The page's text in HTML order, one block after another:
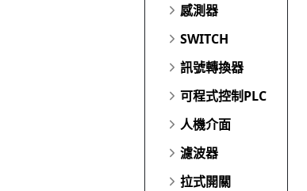
感測器
SWITCH
訊號轉換器
可程式控制PLC
人機介面
濾波器
拉式開關